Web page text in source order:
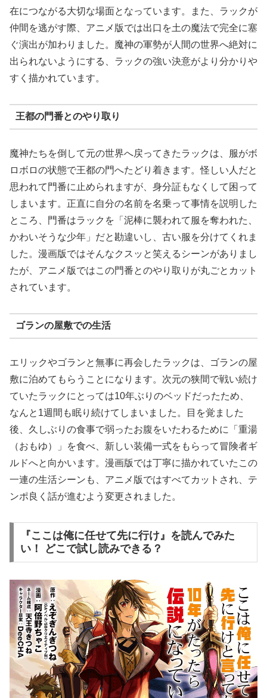
在につながる大切な場面となっています。また、ラックが
仲間を逃がす際、アニメ版では出口を土の魔法で完全に塞
ぐ演出が加わりました。魔神の軍勢が人間の世界へ絶対に
出られないようにする、ラックの強い決意がより分かりや
すく描かれています。
王都の門番とのやり取り
魔神たちを倒して元の世界へ戻ってきたラックは、服がボ
ロボロの状態で王都の門へたどり着きます。怪しい人だと
思われて門番に止められますが、身分証もなくして困って
しまいます。正直に自分の名前を名乗って事情を説明した
ところ、門番はラックを「泥棒に襲われて服を奪われた、
かわいそうな少年」だと勘違いし、古い服を分けてくれま
した。漫画版ではそんなクスッと笑えるシーンがありまし
たが、アニメ版ではこの門番とのやり取りが丸ごとカット
されています。
ゴランの屋敷での生活
エリックやゴランと無事に再会したラックは、ゴランの屋
敷に泊めてもらうことになります。次元の狭間で戦い続け
ていたラックにとっては10年ぶりのベッドだったため、
なんと1週間も眠り続けてしまいました。目を覚ました
後、久しぶりの食事で弱ったお腹をいたわるために「重湯
（おもゆ）」を食べ、新しい装備一式をもらって冒険者ギ
ルドへと向かいます。漫画版では丁寧に描かれていたこの
一連の生活シーンも、アニメ版ではすべてカットされ、テ
ンポ良く話が進むよう変更されました。
『ここは俺に任せて先に行け』を読んでみた
い！ どこで試し読みできる？